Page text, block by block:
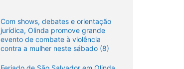
Com shows, debates e orientação
jurídica, Olinda promove grande
evento de combate à violência
contra a mulher neste sábado (8)